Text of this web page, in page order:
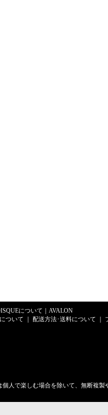
について
AVALON
ついて 配送方法･送料について
人で楽しむ場合を除いて、無断複